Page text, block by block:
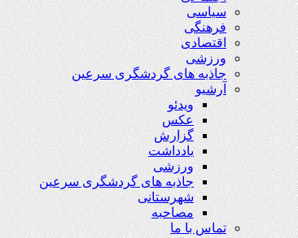
سیاسی
فرهنگی
اقتصادی
ورزشی
جاذبه های گردشگری سرعین
آرشیو
ویدئو
عکس
گزارش
یادداشت
ورزشی
جاذبه های گردشگری سرعین
شهرستانی
مصاحبه
تماس با ما